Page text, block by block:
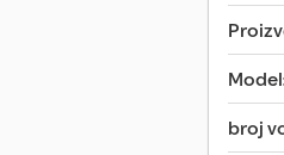
broj